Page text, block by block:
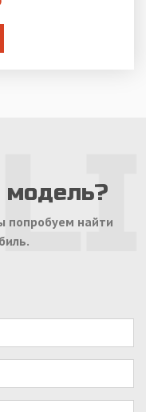
модель?
попробуем найти